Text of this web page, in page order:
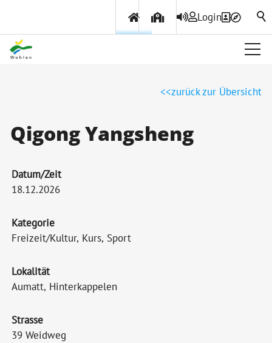
Login
Politik & Verwaltung
Themen & Services
zurück zur Übersicht
Qigong Yangsheng
Datum/Zeit
18.12.2026
Kategorie
Freizeit/Kultur, Kurs, Sport
Lokalität
Aumatt, Hinterkappelen
Strasse
39 Weidweg